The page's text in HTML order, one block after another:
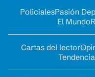
PolicialesPasión
El Mundo
Cartas del lector
Tendencia